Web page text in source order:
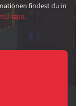
findest du in